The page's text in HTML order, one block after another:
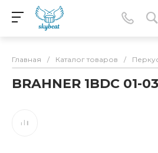
Главная / Каталог товаров /
BRAHNER 1BDC 01-